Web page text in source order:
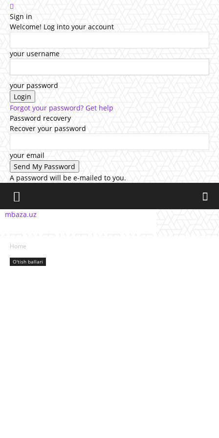
Sign in
Welcome! Log into your account
your username
your password
Forgot your password? Get help
Password recovery
Recover your password
your email
A password will be e-mailed to you.
mbaza.uz
Home
O'tish ballari